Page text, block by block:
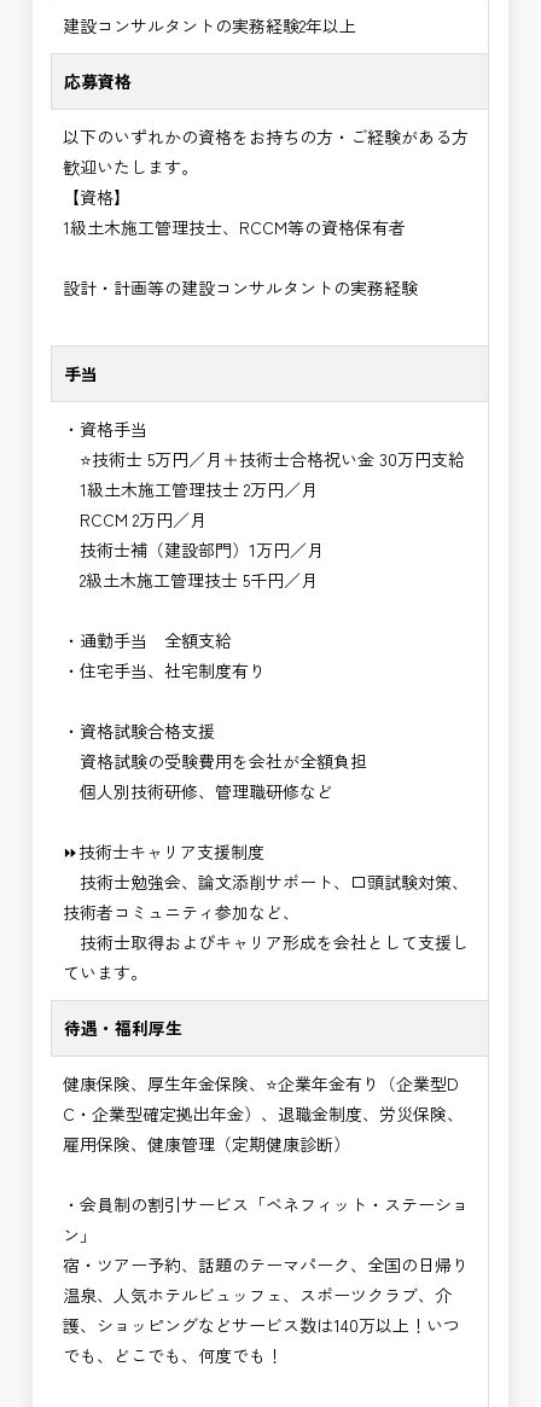
建設コンサルタントの実務経験2年以上
応募資格
以下のいずれかの資格をお持ちの方・ご経験がある方
歓迎いたします。
【資格】
1級土木施工管理技士、RCCM等の資格保有者
設計・計画等の建設コンサルタントの実務経験
手当
・資格手当
⭐技術士 5万円／月＋技術士合格祝い金 30万円支給
1級土木施工管理技士 2万円／月
RCCM 2万円／月
技術士補（建設部門）1万円／月
2級土木施工管理技士 5千円／月
・通勤手当 全額支給
・住宅手当、社宅制度有り
・資格試験合格支援
資格試験の受験費用を会社が全額負担
個人別技術研修、管理職研修など
⏩技術士キャリア支援制度
技術士勉強会、論文添削サポート、口頭試験対策、
技術者コミュニティ参加など、
技術士取得およびキャリア形成を会社として支援し
ています。
待遇・福利厚生
健康保険、厚生年金保険、⭐企業年金有り（企業型D
C・企業型確定拠出年金）、退職金制度、労災保険、
雇用保険、健康管理（定期健康診断）
・会員制の割引サービス「ベネフィット・ステーショ
ン」
宿・ツアー予約、話題のテーマパーク、全国の日帰り
温泉、人気ホテルビュッフェ、スポーツクラブ、介
護、ショッピングなどサービス数は140万以上！いつ
でも、どこでも、何度でも！